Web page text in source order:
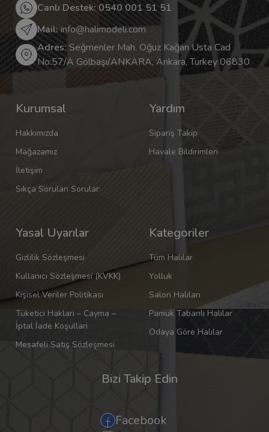
Canlı Destek: 0540 001 51 51
Mail:info@halimodeli.com
Adres: Seğmenler Mah. Oğuz Kağan Usta Cad
No:57/A Gölbaşı/ANKARA, Ankara, Turkey 06830
Kurumsal
Hakkımızda
Mağazamız
İletişim
Sıkça Sorulan Sorular
Yardım
Sipariş Takip
Havale Bildirimleri
Yasal Uyarılar
Gizlilik Sözleşmesi
Kullanıcı Sözleşmesi (KVKK)
Kişisel Veriler Politikası
Tüketici Haklari – Cayma –
İptal İade Koşullari
Mesafeli Satış Sözleşmesi
Kategoriler
Tüm Halılar
Yolluk
Salon Halıları
Pamuk Tabanlı Halılar
Odaya Göre Halılar
Bizi Takip Edin
Facebook